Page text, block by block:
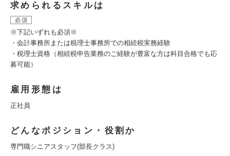
求められるスキルは
必須
※下記いずれも必須※
・会計事務所または税理士事務所での相続税実務経験
・税理士資格（相続税申告業務のご経験が豊富な方は科目合格でも応
募可能）
雇用形態は
正社員
どんなポジション・役割か
専門職シニアスタッフ(部長クラス)